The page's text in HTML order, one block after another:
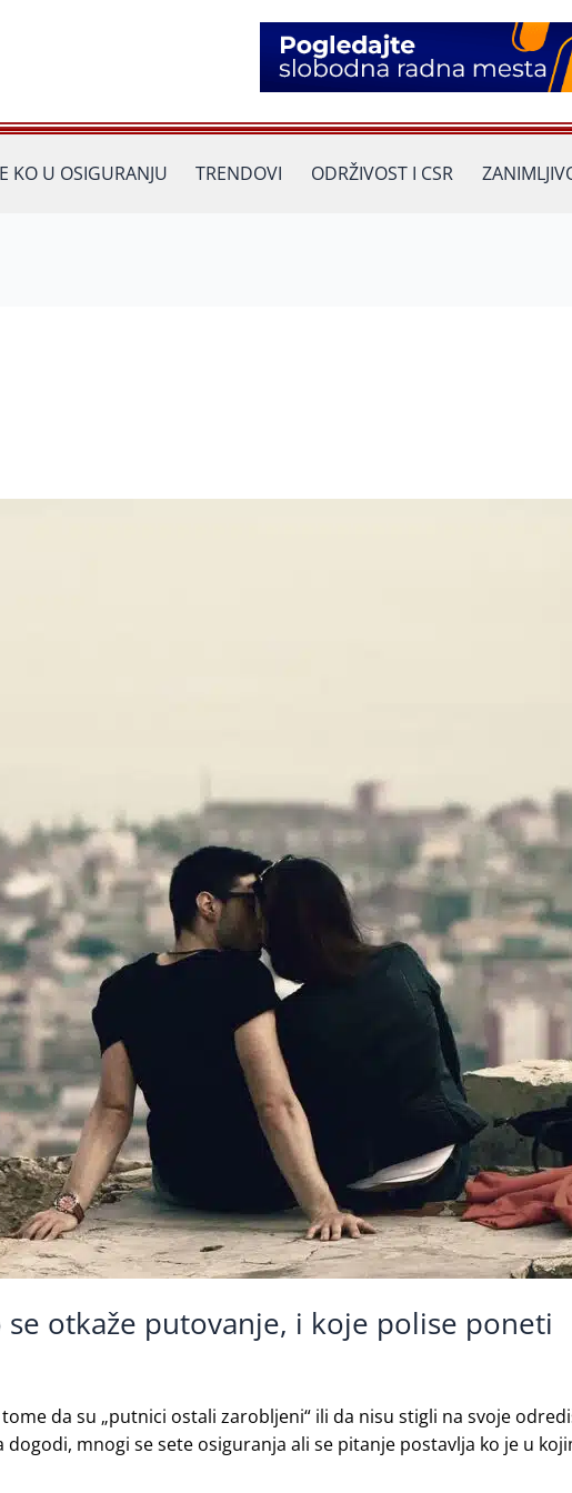
KO U OSIGURANJU TRENDOVI ODRŽIVOST I CSR
otkaže putovanje, i koje polise poneti
da su „putnici ostali zarobljeni“ ili da nisu stigli na svoje
dogodi, mnogi se sete osiguranja ali se pitanje postavlja ko je u